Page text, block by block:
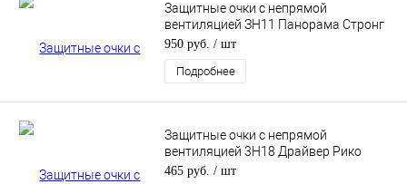
Защитные очки с непрямой
вентиляцией ЗН11 Панорама Стронг
Гласс (PANORAMA StrongGlass) (3PL)
950 руб. / шт
Подробнее
Защитные очки с непрямой
вентиляцией 3H18 Драйвер Рико
(DRIVER RIKO)
465 руб. / шт